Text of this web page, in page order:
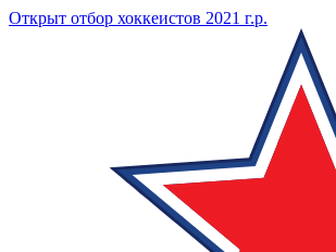
Открыт отбор хоккеистов 2021 г.р.